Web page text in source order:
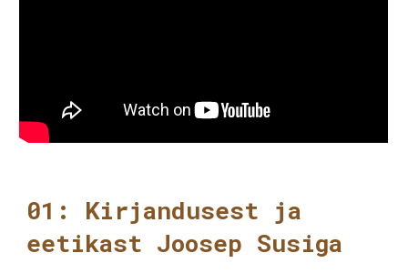
01: Kirjandusest ja
eetikast Joosep Susiga